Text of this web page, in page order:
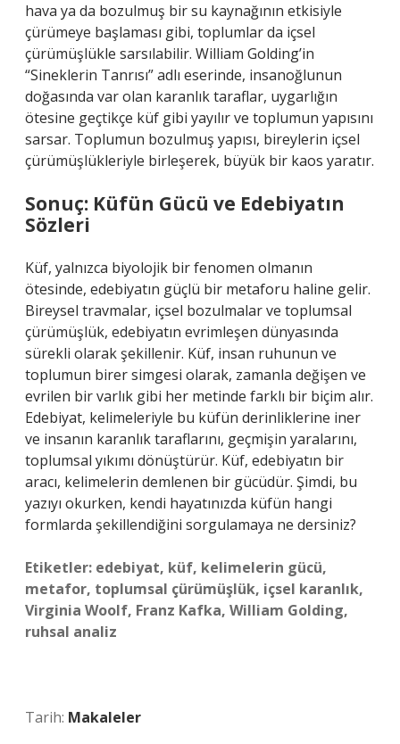
hava ya da bozulmuş bir su kaynağının etkisiyle
çürümeye başlaması gibi, toplumlar da içsel
çürümüşlükle sarsılabilir. William Golding’in
“Sineklerin Tanrısı” adlı eserinde, insanoğlunun
doğasında var olan karanlık taraflar, uygarlığın
ötesine geçtikçe küf gibi yayılır ve toplumun yapısını
sarsar. Toplumun bozulmuş yapısı, bireylerin içsel
çürümüşlükleriyle birleşerek, büyük bir kaos yaratır.
Sonuç: Küfün Gücü ve Edebiyatın
Sözleri
Küf, yalnızca biyolojik bir fenomen olmanın
ötesinde, edebiyatın güçlü bir metaforu haline gelir.
Bireysel travmalar, içsel bozulmalar ve toplumsal
çürümüşlük, edebiyatın evrimleşen dünyasında
sürekli olarak şekillenir. Küf, insan ruhunun ve
toplumun birer simgesi olarak, zamanla değişen ve
evrilen bir varlık gibi her metinde farklı bir biçim alır.
Edebiyat, kelimeleriyle bu küfün derinliklerine iner
ve insanın karanlık taraflarını, geçmişin yaralarını,
toplumsal yıkımı dönüştürür. Küf, edebiyatın bir
aracı, kelimelerin demlenen bir gücüdür. Şimdi, bu
yazıyı okurken, kendi hayatınızda küfün hangi
formlarda şekillendiğini sorgulamaya ne dersiniz?
Etiketler: edebiyat, küf, kelimelerin gücü,
metafor, toplumsal çürümüşlük, içsel karanlık,
Virginia Woolf, Franz Kafka, William Golding,
ruhsal analiz
Tarih: Makaleler